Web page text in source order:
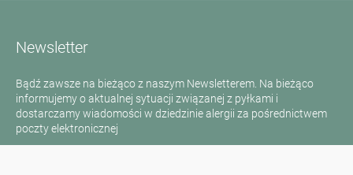
Newsletter
Bądź zawsze na bieżąco z naszym Newsletterem. Na bieżąco
informujemy o aktualnej sytuacji związanej z pyłkami i
dostarczamy wiadomości w dziedzinie alergii za pośrednictwem
poczty elektronicznej